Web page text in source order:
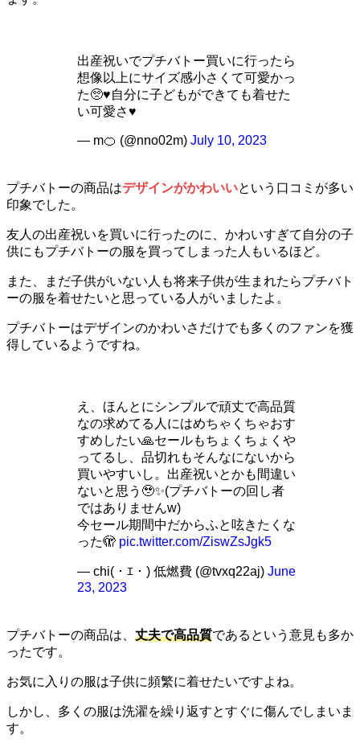
出産祝いでプチバトー買いに行ったら
想像以上にサイズ感小さくて可愛かっ
た🥺♥️自分に子どもができても着せた
い可愛さ♥️
— m🍊 (@nno02m) July 10, 2023
プチバトーの商品はデザインがかわいいという口コミが多い
印象でした。
友人の出産祝いを買いに行ったのに、かわいすぎて自分の子
供にもプチバトーの服を買ってしまった人もいるほど。
また、まだ子供がいない人も将来子供が生まれたらプチバト
ーの服を着せたいと思っている人がいましたよ。
プチバトーはデザインのかわいさだけでも多くのファンを獲
得しているようですね。
え、ほんとにシンプルで頑丈で高品質
なの求めてる人にはめちゃくちゃおす
すめしたい🙏セールもちょくちょくや
ってるし、品切れもそんなにないから
買いやすいし。出産祝いとかも間違い
ないと思う🥹✨(プチバトーの回し者
ではありませんw)
今セール期間中だからふと呟きたくな
った🫣 pic.twitter.com/ZiswZsJgk5
— chi(・ｴ・) 低燃費 (@tvxq22aj) June
23, 2023
プチバトーの商品は、 丈夫で高品質であるという意見も多か
ったです。
お気に入りの服は子供に頻繁に着せたいですよね。
しかし、多くの服は洗濯を繰り返すとすぐに傷んでしまいま
す。